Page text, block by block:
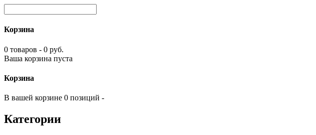
Корзина
0 товаров - 0 руб.
Ваша корзина пуста
Корзина
В вашей корзине 0 позиций -
Категории